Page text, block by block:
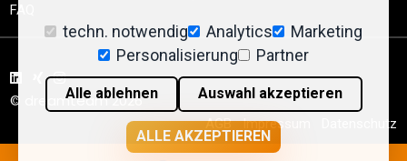
FAQ
© dreamteam 2026
AGB Impressum Datenschutz
Cookie-Einstellungen
techn. notwendig Analytics
Marketing
Personalisierung
Partner
Alle ablehnen Auswahl akzeptieren
ALLE AKZEPTIEREN